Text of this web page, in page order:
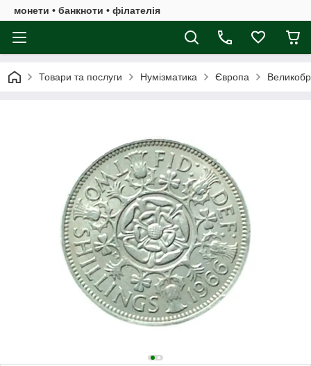
монети • банкноти • філателія
Товари та послуги Нумізматика Європа